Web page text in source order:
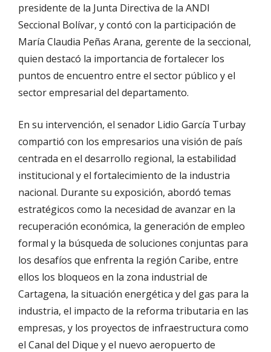
presidente de la Junta Directiva de la ANDI
Seccional Bolívar, y contó con la participación de
María Claudia Peñas Arana, gerente de la seccional,
quien destacó la importancia de fortalecer los
puntos de encuentro entre el sector público y el
sector empresarial del departamento.
En su intervención, el senador Lidio García Turbay
compartió con los empresarios una visión de país
centrada en el desarrollo regional, la estabilidad
institucional y el fortalecimiento de la industria
nacional. Durante su exposición, abordó temas
estratégicos como la necesidad de avanzar en la
recuperación económica, la generación de empleo
formal y la búsqueda de soluciones conjuntas para
los desafíos que enfrenta la región Caribe, entre
ellos los bloqueos en la zona industrial de
Cartagena, la situación energética y del gas para la
industria, el impacto de la reforma tributaria en las
empresas, y los proyectos de infraestructura como
el Canal del Dique y el nuevo aeropuerto de